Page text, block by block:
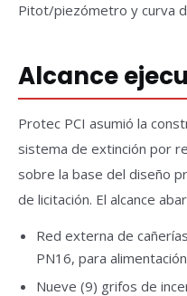
Pitot/piezómetro y curva
Alcance
Protec PCI asumió la
sistema de extinción por
sobre la base del diseño
de licitación. El alcance
Red externa de
PN16, para
Nueve (9) grifos de